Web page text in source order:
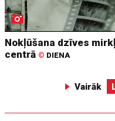
Nokļūšana dzīves
centrā © DIENA
Vairāk